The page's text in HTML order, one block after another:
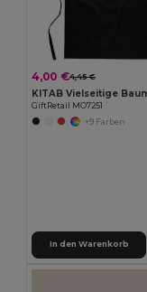
4,00 €4,45 €
GiftRetail MO7251
+9 Farben
In den Warenkorb